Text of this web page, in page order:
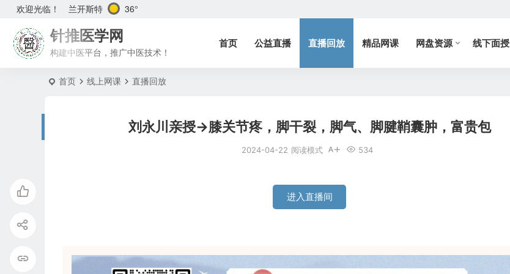
欢迎光临！ 兰开斯特 36°
针推医学网
构建中医平台，推广中医技术！
首页 公益直播 直播回放 精品网课 网盘资源 线下面授
首页 线上网课 直播回放
刘永川亲授→膝关节疼，脚干裂，脚气、脚腱鞘囊肿，富贵包
2024-04-22 534
阅读模式
进入直播间